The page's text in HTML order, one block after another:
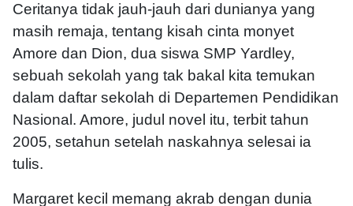
Ceritanya tidak jauh-jauh dari dunianya yang
masih remaja, tentang kisah cinta monyet
Amore dan Dion, dua siswa SMP Yardley,
sebuah sekolah yang tak bakal kita temukan
dalam daftar sekolah di Departemen Pendidikan
Nasional. Amore, judul novel itu, terbit tahun
2005, setahun setelah naskahnya selesai ia
tulis.
Margaret kecil memang akrab dengan dunia